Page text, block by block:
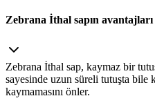
Zebrana İthal sapın
Zebrana İthal sap, kaymaz bir
sayesinde uzun süreli tutuşta bile
kaymamasını önler.